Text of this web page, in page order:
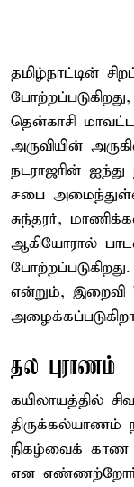
தமிழ்நாட்டின்
தென்காசி
அருவியின்
நடராஜரின்
சபை
சுந்தரர்,
ஆகியோரால்
என்றும், இறைவி
தல புராணம்
கயிலாயத்தில்
திருக்கல்யாணம்
நிகழ்வைக் காண
என எண்ணற்றோர்